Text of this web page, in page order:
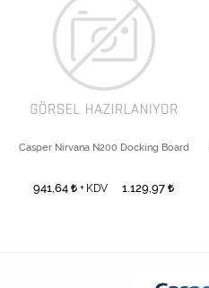
Casper Nirvana N200 Docking Board
941,64 + KDV 1.129,97